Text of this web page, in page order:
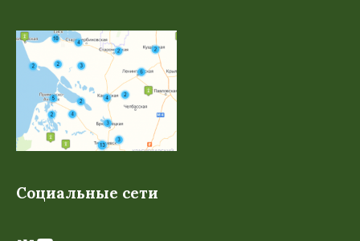
Социальные сети